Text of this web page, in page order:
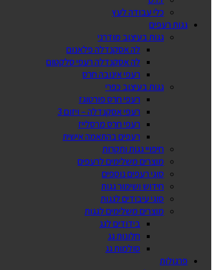
כלי עבודה לעץ
גגות רעפים
גגות בעיצוב מודרני
לה אסקנדלה פלאנום
לה אסקנדלה רעפי סלקטום
רעפי אינובה חרס
גגות בעיצוב כפרי
רעפי חרס פורטוגז
רעפי אסקנדלה – ויזום 3
רעפי חרס מרסלייז
רעפים בהתאמה אישית
חיפויי גגות ותקרות
מוצרים משלימים לרעפים
סוגי רעפים נוספים
חידוש ושימור גגות
סוגי עיבודים לגגות
מוצרים משלימים לגגות
בידודים לגג
חלונות גג
סולמות גג
פרגולות